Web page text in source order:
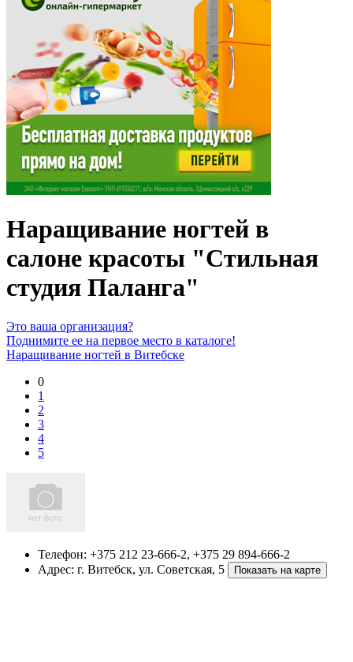
Наращивание ногтей в
салоне красоты "Стильная
студия Паланга"
Это ваша организация?
Поднимите ее на первое место в каталоге!
Наращивание ногтей в Витебске
0
1
2
3
4
5
Телефон: +375 212 23-666-2, +375 29 894-666-2
Адрес: г. Витебск, ул. Советская, 5